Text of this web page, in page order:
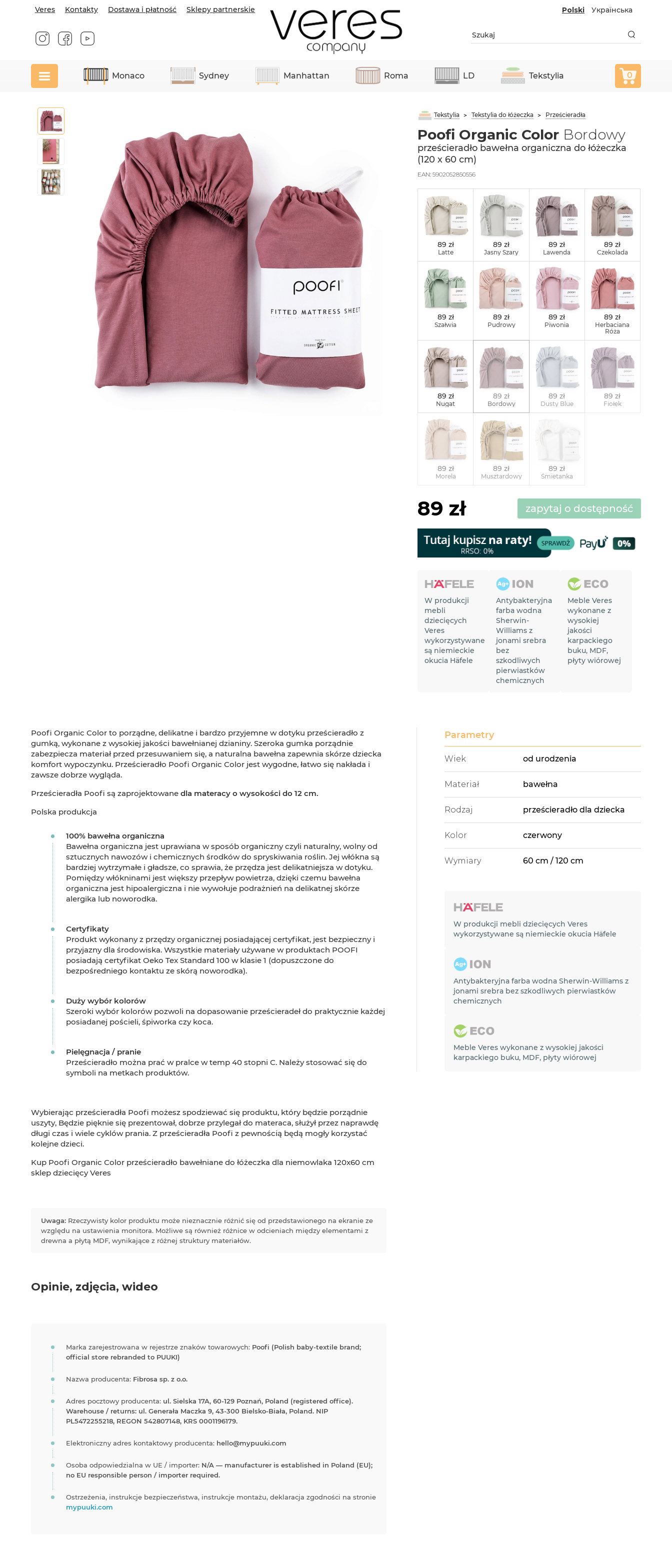
Veres Kontakty Dostawa i płatność Sklepy partnerskie Polski Українська
Monaco Sydney Manhattan Roma LD Tekstylia 0
Tekstylia Tekstylia do łóżeczka Prześcieradła
Poofi Organic Color Bordowy
prześcieradło bawełna organiczna do łóżeczka
(120 х 60 cm)
EAN:5902052850556
89 zł
Latte
89 zł
Jasny Szary
89 zł
Lawenda
89 zł
Czekolada
89 zł
Szałwia
89 zł
Pudrowy
89 zł
Piwonia
89 zł
Herbaciana
Róża
89 zł
Nugat
89 zł
Bordowy
89 zł
Dusty Blue
89 zł
Fiołek
89 zł
Morela
89 zł
Musztardowy
89 zł
Śmietanka
89 zł zapytaj o dostępność
W produkcji
mebli
dziecięcych
Veres
wykorzystywane
są niemieckie
okucia Häfele
Antybakteryjna
farba wodna
Sherwin-
Williams z
jonami srebra
bez
szkodliwych
pierwiastków
chemicznych
Meble Veres
wykonane z
wysokiej
jakości
karpackiego
buku, MDF,
płyty wiórowej
Poofi Organic Color to porządne, delikatne i bardzo przyjemne w dotyku prześcieradło z
gumką, wykonane z wysokiej jakości bawełnianej dzianiny. Szeroka gumka porządnie
zabezpiecza materiał przed przesuwaniem się, a naturalna bawełna zapewnia skórze dziecka
komfort wypoczynku. Prześcieradło Poofi Organic Color jest wygodne, łatwo się nakłada i
zawsze dobrze wygląda.
Prześcieradła Poofi są zaprojektowane dla materacy o wysokości do 12 cm.
Polska produkcja
100% bawełna organiczna
Bawełna organiczna jest uprawiana w sposób organiczny czyli naturalny, wolny od
sztucznych nawozów i chemicznych środków do spryskiwania roślin. Jej włókna są
bardziej wytrzymałe i gładsze, co sprawia, że przędza jest delikatniejsza w dotyku.
Pomiędzy włókninami jest większy przepływ powietrza, dzięki czemu bawełna
organiczna jest hipoalergiczna i nie wywołuje podrażnień na delikatnej skórze
alergika lub noworodka.
Certyfikaty
Produkt wykonany z przędzy organicznej posiadającej certyfikat, jest bezpieczny i
przyjazny dla środowiska. Wszystkie materiały używane w produktach POOFI
posiadają certyfikat Oeko Tex Standard 100 w klasie 1 (dopuszczone do
bezpośredniego kontaktu ze skórą noworodka).
Duży wybór kolorów
Szeroki wybór kolorów pozwoli na dopasowanie prześcieradeł do praktycznie każdej
posiadanej pościeli, śpiworka czy koca.
Pielęgnacja / pranie
Prześcieradło można prać w pralce w temp 40 stopni C. Należy stosować się do
symboli na metkach produktów.
Wybierając prześcieradła Poofi możesz spodziewać się produktu, który będzie porządnie
uszyty, Będzie pięknie się prezentował, dobrze przylegał do materaca, służył przez naprawdę
długi czas i wiele cyklów prania. Z prześcieradła Poofi z pewnością będą mogły korzystać
kolejne dzieci.
Kup Poofi Organic Color prześcieradło bawełniane do łóżeczka dla niemowlaka 120x60 cm
sklep dziecięcy Veres
Uwaga: Rzeczywisty kolor produktu może nieznacznie różnić się od przedstawionego na ekranie ze
względu na ustawienia monitora. Możliwe są również różnice w odcieniach między elementami z
drewna a płytą MDF, wynikające z różnej struktury materiałów.
Opinie, zdjęcia, wideo
Marka zarejestrowana w rejestrze znaków towarowych: Poofi (Polish baby-textile brand;
official store rebranded to PUUKI)
Nazwa producenta: Fibrosa sp. z o.o.
Adres pocztowy producenta: ul. Sielska 17A, 60-129 Poznań, Poland (registered office).
Warehouse / returns: ul. Generała Maczka 9, 43-300 Bielsko-Biała, Poland. NIP
PL5472255218, REGON 542807148, KRS 0001196179.
Elektroniczny adres kontaktowy producenta: hello@mypuuki.com
Osoba odpowiedzialna w UE / importer: N/A — manufacturer is established in Poland (EU);
no EU responsible person / importer required.
Ostrzeżenia, instrukcje bezpieczeństwa, instrukcje montażu, deklaracja zgodności na stronie
mypuuki.com
Parametry
Wiek od urodzenia
Materiał bawełna
Rodzaj prześcieradło dla dziecka
Kolor czerwony
Wymiary 60 cm / 120 cm
W produkcji mebli dziecięcych Veres
wykorzystywane są niemieckie okucia Häfele
Antybakteryjna farba wodna Sherwin-Williams z
jonami srebra bez szkodliwych pierwiastków
chemicznych
Meble Veres wykonane z wysokiej jakości
karpackiego buku, MDF, płyty wiórowej